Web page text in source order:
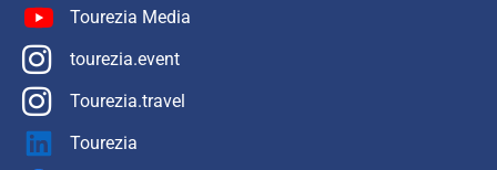
Tourezia Media
tourezia.event
Tourezia.travel
Tourezia